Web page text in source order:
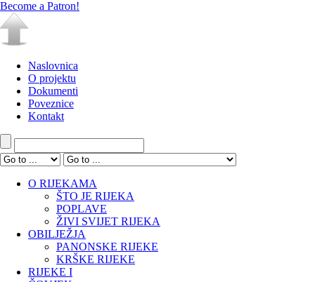
Become a Patron!
Naslovnica
O projektu
Dokumenti
Poveznice
Kontakt
O RIJEKAMA
ŠTO JE RIJEKA
POPLAVE
ŽIVI SVIJET RIJEKA
OBILJEŽJA
PANONSKE RIJEKE
KRŠKE RIJEKE
RIJEKE I